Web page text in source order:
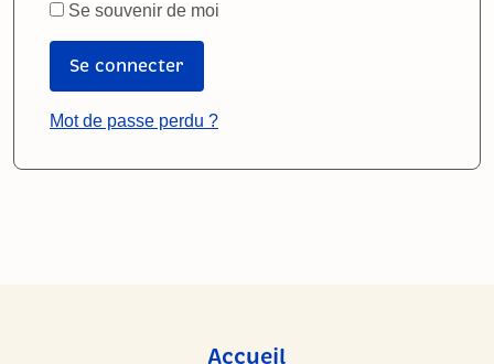
Se souvenir de moi
Se connecter
Mot de passe perdu ?
Accueil